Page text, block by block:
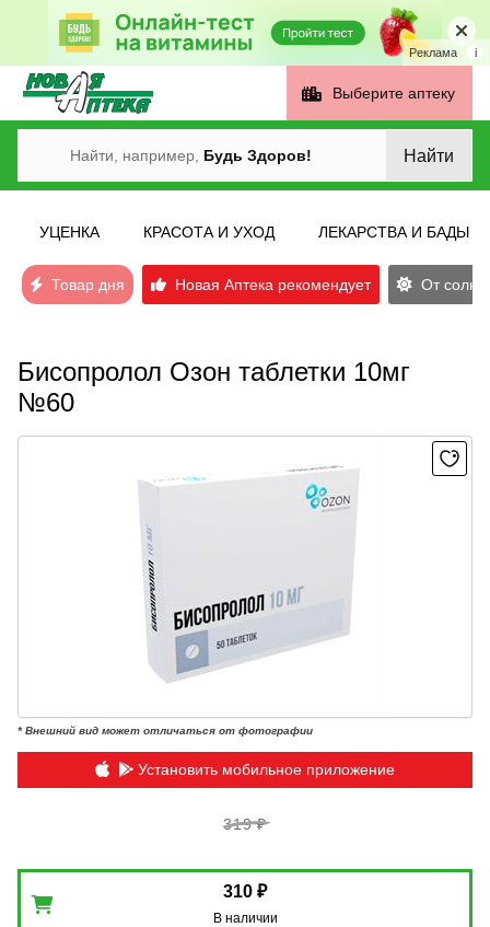
Реклама i
Выберите аптеку
Найти, например, Будь Здоров! Найти
УЦЕНКА КРАСОТА И УХОД ЛЕКАРСТВА И БАДЫ
Товар дня Новая Аптека рекомендует От
Бисопролол Озон таблетки 10мг
№60
* Внешний вид может отличаться от фотографии
Установить мобильное приложение
319 ₽
310 ₽
В наличии